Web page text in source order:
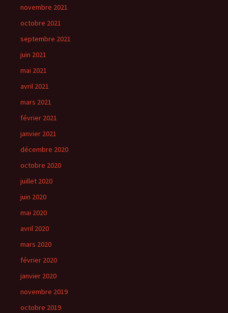
novembre 2021
octobre 2021
septembre 2021
juin 2021
mai 2021
avril 2021
mars 2021
février 2021
janvier 2021
décembre 2020
octobre 2020
juillet 2020
juin 2020
mai 2020
avril 2020
mars 2020
février 2020
janvier 2020
novembre 2019
octobre 2019